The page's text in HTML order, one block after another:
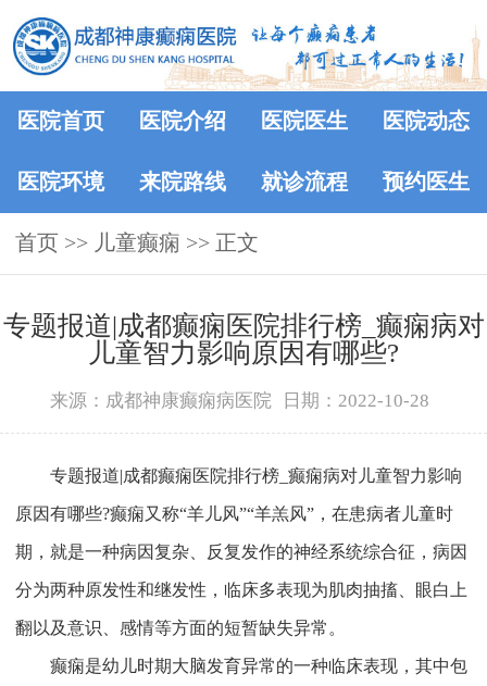
医院首页 医院介绍 医院医生 医院动态
医院环境 来院路线 就诊流程 预约医生
首页 >> 儿童癫痫 >> 正文
专题报道|成都癫痫医院排行榜_癫痫病对
儿童智力影响原因有哪些?
来源：成都神康癫痫病医院 日期：2022-10-28
专题报道|成都癫痫医院排行榜_癫痫病对儿童智力影响
原因有哪些?癫痫又称“羊儿风”“羊羔风”，在患病者儿童时
期，就是一种病因复杂、反复发作的神经系统综合征，病因
分为两种原发性和继发性，临床多表现为肌肉抽搐、眼白上
翻以及意识、感情等方面的短暂缺失异常。
癫痫是幼儿时期大脑发育异常的一种临床表现，其中包